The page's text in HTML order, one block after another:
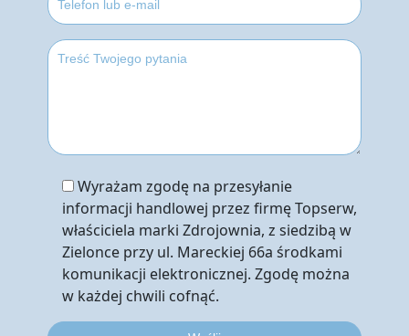
Wyrażam zgodę na przesyłanie
informacji handlowej przez firmę Topserw,
właściciela marki Zdrojownia, z siedzibą w
Zielonce przy ul. Mareckiej 66a środkami
komunikacji elektronicznej. Zgodę można
w każdej chwili cofnąć.